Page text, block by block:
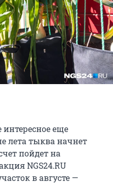
еще
лета тыква начнет
пойдет на
NGS24.RU
в августе —